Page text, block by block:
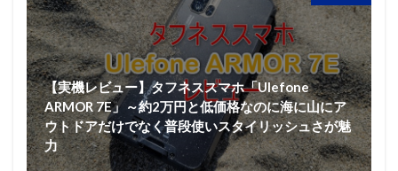
【実機レビュー】タフネススマホ「Ulefone
ARMOR 7E」～約2万円と低価格なのに海に山にア
ウトドアだけでなく普段使いスタイリッシュさが魅
力